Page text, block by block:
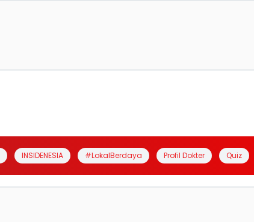
INSIDENESIA #LokalBerdaya Profil Dokter Quiz